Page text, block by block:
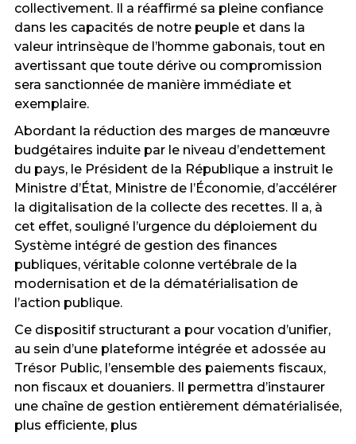
collectivement. Il a réaffirmé sa pleine confiance
dans les capacités de notre peuple et dans la
valeur intrinsèque de l’homme gabonais, tout en
avertissant que toute dérive ou compromission
sera sanctionnée de manière immédiate et
exemplaire.
Abordant la réduction des marges de manœuvre
budgétaires induite par le niveau d’endettement
du pays, le Président de la République a instruit le
Ministre d’État, Ministre de l’Économie, d’accélérer
la digitalisation de la collecte des recettes. Il a, à
cet effet, souligné l’urgence du déploiement du
Système intégré de gestion des finances
publiques, véritable colonne vertébrale de la
modernisation et de la dématérialisation de
l’action publique.
Ce dispositif structurant a pour vocation d’unifier,
au sein d’une plateforme intégrée et adossée au
Trésor Public, l’ensemble des paiements fiscaux,
non fiscaux et douaniers. Il permettra d’instaurer
une chaîne de gestion entièrement dématérialisée,
plus efficiente, plus